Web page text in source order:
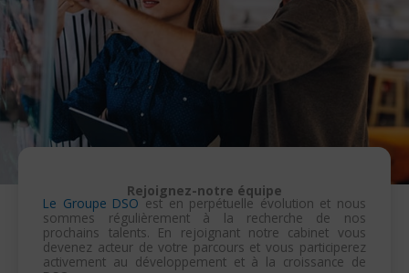
Rejoignez-notre équipe
Le Groupe DSO est en perpétuelle évolution et nous
sommes régulièrement à la recherche de nos
prochains talents. En rejoignant notre cabinet vous
devenez acteur de votre parcours et vous participerez
activement au développement et à la croissance de